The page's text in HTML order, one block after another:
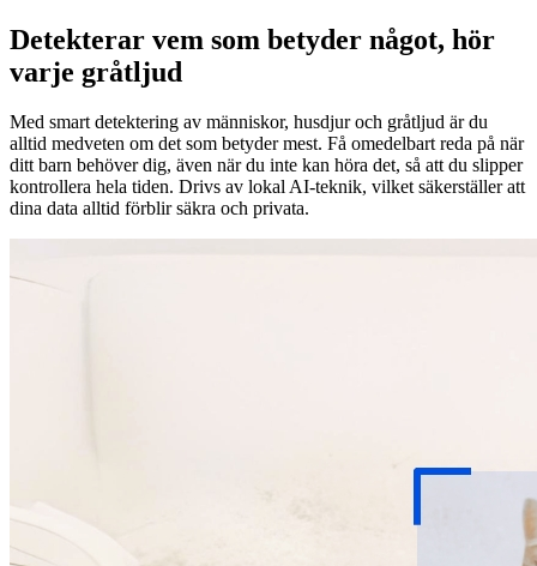
Detekterar vem som betyder något, hör
varje gråtljud
Med smart detektering av människor, husdjur och gråtljud är du
alltid medveten om det som betyder mest. Få omedelbart reda på när
ditt barn behöver dig, även när du inte kan höra det, så att du slipper
kontrollera hela tiden. Drivs av lokal AI-teknik, vilket säkerställer att
dina data alltid förblir säkra och privata.